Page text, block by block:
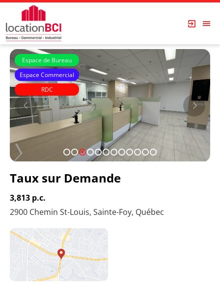
1 2 3 4 5 6 7 8 9101112
Espace de Bureau
Espace Commercial
RDC
Immeubles Simard
Taux sur Demande
3,813 p.c.
2900 Chemin St-Louis, Sainte-Foy, Québec